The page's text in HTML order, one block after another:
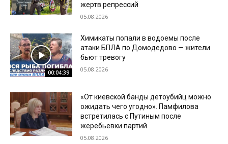
жертв репрессий
05.08.2026
00:04:39
Химикаты попали в водоемы после
атаки БПЛА по Домодедово — жители
бьют тревогу
05.08.2026
«От киевской банды детоубийц можно
ожидать чего угодно». Памфилова
встретилась с Путиным после
жеребьевки партий
05.08.2026